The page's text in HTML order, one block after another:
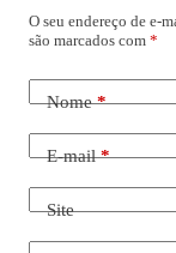
O seu endereço de e-
são marcados com *
Nome*
E-mail*
Site